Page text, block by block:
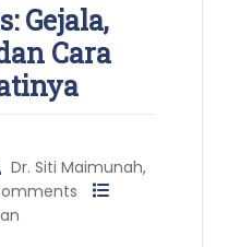
Gejala,
Cara
Dr. Siti Maimunah,